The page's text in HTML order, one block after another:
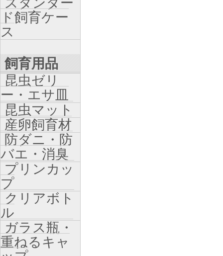
ド飼育ケー
ス
飼育用品
昆虫ゼリ
ー・エサ皿
昆虫マット
産卵飼育材
防ダニ・防
バエ・消臭
プリンカッ
プ
クリアボト
ル
ガラス瓶・
重ねるキャ